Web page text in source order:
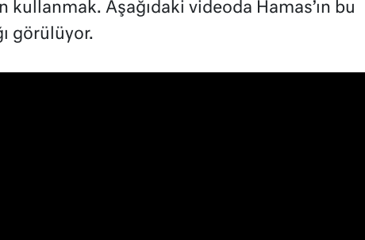
kullanmak. Aşağıdaki videoda Hamas’ın bu
görülüyor.